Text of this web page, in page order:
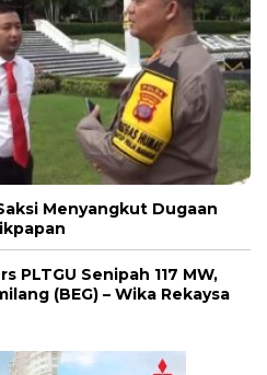
Menyangkut Dugaan
PLTGU Senipah 117 MW,
(BEG) – Wika Rekaysa